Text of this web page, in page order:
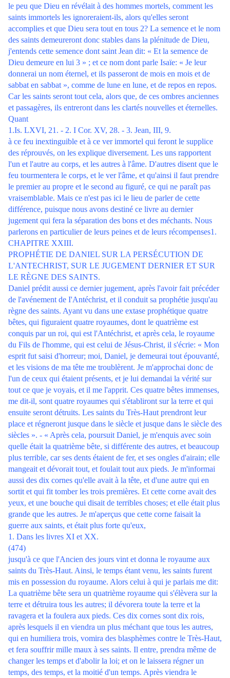
le peu que Dieu en révélait à des hommes mortels, comment les
saints immortels les ignoreraient-ils, alors qu'elles seront
accomplies et que Dieu sera tout en tous 2? La semence et le nom
des saints demeureront donc stables dans la plénitude de Dieu,
j'entends cette semence dont saint Jean dit: « Et la semence de
Dieu demeure en lui 3 » ; et ce nom dont parle Isaïe: « Je leur
donnerai un nom éternel, et ils passeront de mois en mois et de
sabbat en sabbat », comme de lune en lune, et de repos en repos.
Car les saints seront tout cela, alors que, de ces ombres anciennes
et passagères, ils entreront dans les clartés nouvelles et éternelles.
Quant
1.Is. LXVI, 21. - 2. I Cor. XV, 28. - 3. Jean, III, 9.
à ce feu inextinguible et à ce ver immortel qui feront le supplice
des réprouvés, on les explique diversement. Les uns rapportent
l'un et l'autre au corps, et les autres à l'âme. D'autres disent que le
feu tourmentera le corps, et le ver l'âme, et qu'ainsi il faut prendre
le premier au propre et le second au figuré, ce qui ne paraît pas
vraisemblable. Mais ce n'est pas ici le lieu de parler de cette
différence, puisque nous avons destiné ce livre au dernier
jugement qui fera la séparation des bons et des méchants. Nous
parlerons en particulier de leurs peines et de leurs récompenses1.
CHAPITRE XXIII.
PROPHÉTIE DE DANIEL SUR LA PERSÉCUTION DE
L'ANTECHRIST, SUR LE JUGEMENT DERNIER ET SUR
LE RÈGNE DES SAINTS.
Daniel prédit aussi ce dernier jugement, après l'avoir fait précéder
de l'avénement de I'Antéchrist, et il conduit sa prophétie jusqu'au
règne des saints. Ayant vu dans une extase prophétique quatre
bêtes, qui figuraient quatre royaumes, dont le quatrième est
conquis par un roi, qui est l'Antéchrist, et après cela, le royaume
du Fils de l'homme, qui est celui de Jésus-Christ, il s'écrie: « Mon
esprit fut saisi d'horreur; moi, Daniel, je demeurai tout épouvanté,
et les visions de ma tête me troublèrent. Je m'approchai donc de
l'un de ceux qui étaient présents, et je lui demandai la vérité sur
tout ce que je voyais, et il me l'apprit. Ces quatre bêtes immenses,
me dit-il, sont quatre royaumes qui s'établiront sur la terre et qui
ensuite seront détruits. Les saints du Très-Haut prendront leur
place et régneront jusque dans le siècle et jusque dans le siècle des
siècles ». - « Après cela, poursuit Daniel, je m'enquis avec soin
quelle était la quatrième bête, si différente des autres, et beaucoup
plus terrible, car ses dents étaient de fer, et ses ongles d'airain; elle
mangeait et dévorait tout, et foulait tout aux pieds. Je m'informai
aussi des dix cornes qu'elle avait à la tête, et d'une autre qui en
sortit et qui fit tomber les trois premières. Et cette corne avait des
yeux, et une bouche qui disait de terribles choses; et elle était plus
grande que les autres. Je m'aperçus que cette corne faisait la
guerre aux saints, et était plus forte qu'eux,
1. Dans les livres XI et XX.
(474)
jusqu'à ce que l'Ancien des jours vint et donna le royaume aux
saints du Très-Haut. Ainsi, le temps étant venu, les saints furent
mis en possession du royaume. Alors celui à qui je parlais me dit:
La quatrième bête sera un quatrième royaume qui s'élèvera sur la
terre et détruira tous les autres; il dévorera toute la terre et la
ravagera et la foulera aux pieds. Ces dix cornes sont dix rois,
après lesquels il en viendra un plus méchant que tous les autres,
qui en humiliera trois, vomira des blasphèmes contre le Très-Haut,
et fera souffrir mille maux à ses saints. Il entre, prendra même de
changer les temps et d'abolir la loi; et on le laissera régner un
temps, des temps, et la moitié d'un temps. Après viendra le